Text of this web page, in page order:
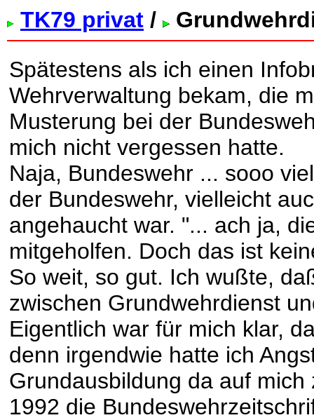
TK79 privat /
Spätestens als ich einen
Wehrverwaltung bekam, die
Musterung bei der
mich nicht vergessen hatte.
Naja, Bundeswehr ... sooo
der Bundeswehr, vielleicht
angehaucht war. "... ach ja,
mitgeholfen. Doch das ist
So weit, so gut. Ich wußte,
zwischen Grundwehrdienst
Eigentlich war für mich klar,
denn irgendwie hatte ich
Grundausbildung da auf
1992 die